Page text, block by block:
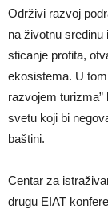
Održivi razvoj
na životnu
sticanje profita,
ekosistema. U
razvojem
svetu koji bi
baštini.
Centar za
drugu EIAT